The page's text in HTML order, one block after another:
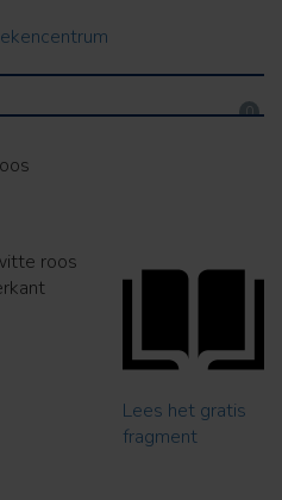
0
Lees het gratis
fragment